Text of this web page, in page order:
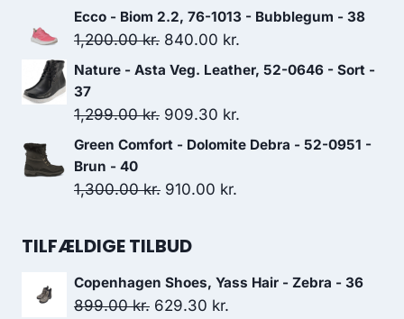
799.00 kr.. 559.30 kr..
oprindelige
pris
649.00 kr..
aktuelle
pris
454.30 kr..
Ecco - Biom 2.2, 76-1013 - Bubblegum - 38
1,200.00kr. Den
oprindelige
var:
1,200.00 kr..
840.00 kr.
aktuelle
840.00 kr..
Nature - Asta Veg. Leather, 52-0646 - Sort -
37
1,299.00kr. Den
oprindelige
var:
909.30 kr.
aktuelle
Green Comfort - Dolomite Debra - 52-0951 -
Brun - 40
1,300.00kr. Den
pris
1,300.00 kr..
910.00 kr.
910.00 kr..
TILFÆLDIGE TILBUD
Copenhagen Shoes, Yass Hair - Zebra - 36
899.00kr. Den
629.30 kr.